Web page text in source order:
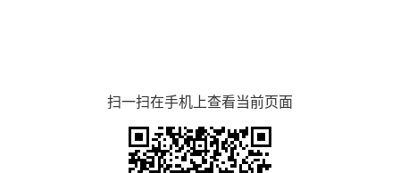
扫一扫在手机上查看当前页面